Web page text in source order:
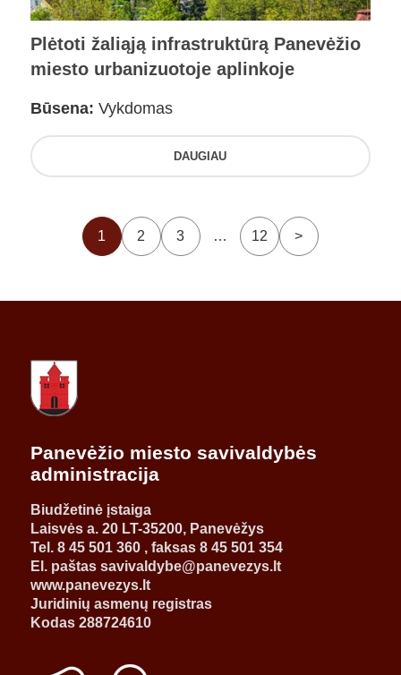
Plėtoti žaliąją infrastruktūrą Panevėžio
miesto urbanizuotoje aplinkoje
Būsena: Vykdomas
DAUGIAU
1 2 3 … 12 >
Panevėžio miesto savivaldybės
administracija
Biudžetinė įstaiga
Laisvės a. 20 LT-35200, Panevėžys
Tel. 8 45 501 360 , faksas 8 45 501 354
El. paštas savivaldybe@panevezys.lt
www.panevezys.lt
Juridinių asmenų registras
Kodas 288724610